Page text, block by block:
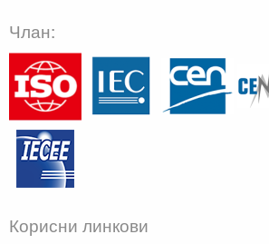
Члан:
Корисни линкови